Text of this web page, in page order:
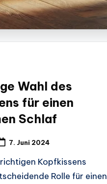
Wahl des
für einen
Schlaf
7. Juni 2024
Kopfkissens
Rolle für einen